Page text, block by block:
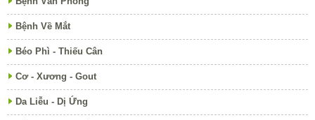
Bệnh Về Mắt
Béo Phì - Thiếu Cân
Cơ - Xương - Gout
Da Liễu - Dị Ứng